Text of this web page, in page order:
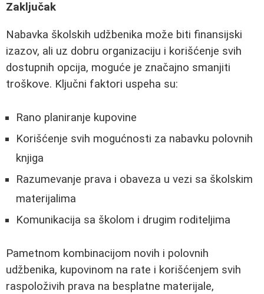
Zaključak
Nabavka školskih udžbenika može biti finansijski
izazov, ali uz dobru organizaciju i korišćenje svih
dostupnih opcija, moguće je značajno smanjiti
troškove. Ključni faktori uspeha su:
Rano planiranje kupovine
Korišćenje svih mogućnosti za nabavku polovnih
knjiga
Razumevanje prava i obaveza u vezi sa školskim
materijalima
Komunikacija sa školom i drugim roditeljima
Pametnom kombinacijom novih i polovnih
udžbenika, kupovinom na rate i korišćenjem svih
raspoloživih prava na besplatne materijale,